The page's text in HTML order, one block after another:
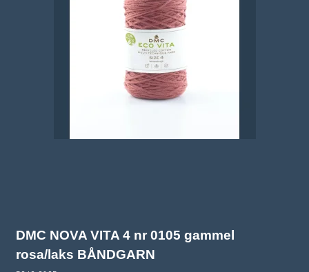
DMC NOVA VITA 4 nr 0105 gammel
rosa/laks BÅNDGARN